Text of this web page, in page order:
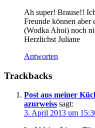
Ah super! Brause!!
Freunde können aber
(Wodka Ahoi) noch
Herzlichst Juliane
Antworten
Trackbacks
Post aus meiner
azurweiss sagt:
3. April 2013 um